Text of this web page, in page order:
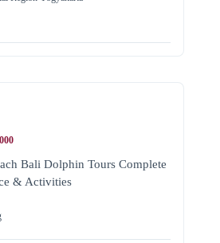
Bali Dolphin Tours Complete
& Activities